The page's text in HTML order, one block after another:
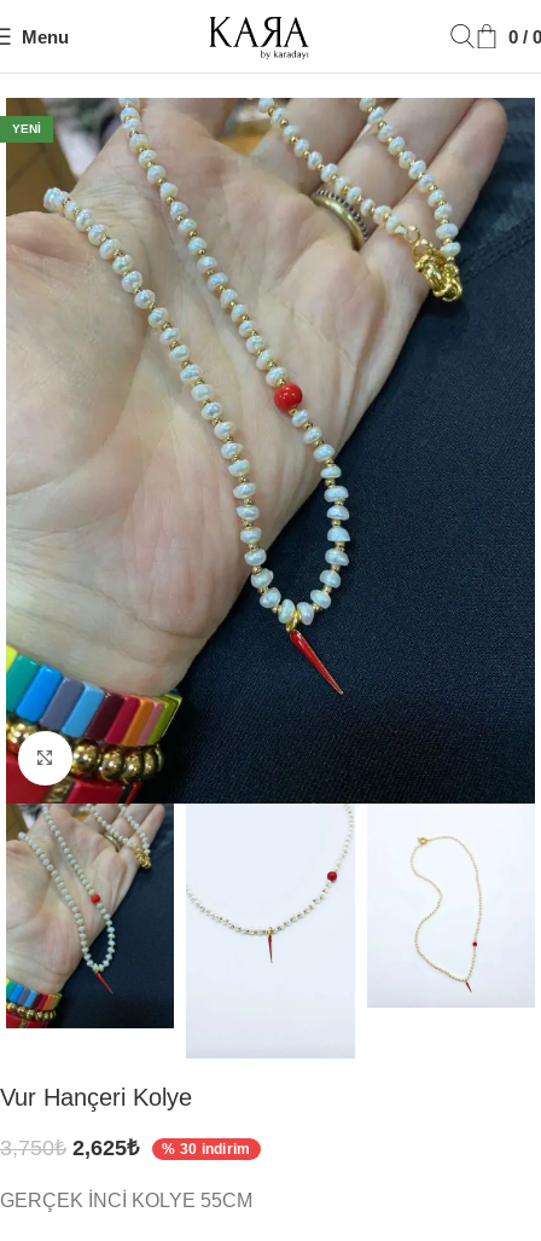
Menu 0 / 0
YENI
Click to enlarge
Vur Hançeri Kolye
3,750₺ 2,625₺ % 30 indirim
GERÇEK İNCİ KOLYE 55CM